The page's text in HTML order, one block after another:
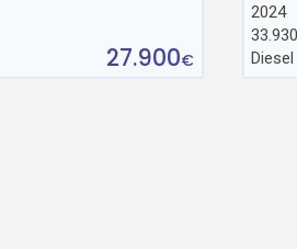
27.900€
2024
Diesel